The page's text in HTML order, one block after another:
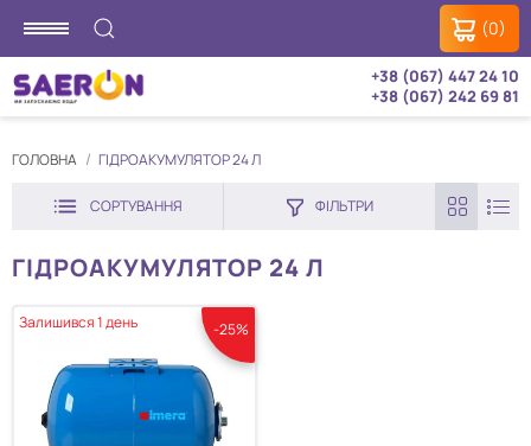
(0)
+38 (067) 447 24 10
+38 (067) 242 69 81
ГОЛОВНА ГІДРОАКУМУЛЯТОР 24 Л
СОРТУВАННЯ ФІЛЬТРИ
ГІДРОАКУМУЛЯТОР 24 Л
Залишився 1 день -25%